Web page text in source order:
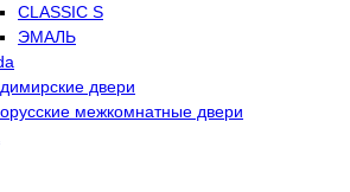
CLASSIC S
ЭМАЛЬ
двери
межкомнатные двери